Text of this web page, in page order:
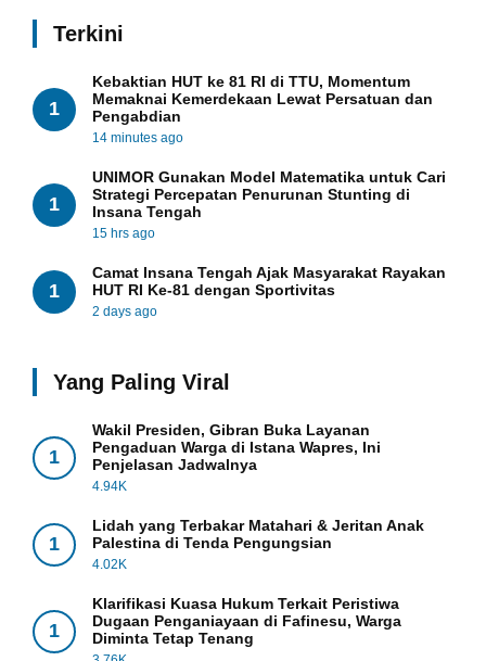
Terkini
1
Kebaktian HUT ke 81 RI di TTU, Momentum
Memaknai Kemerdekaan Lewat Persatuan dan
Pengabdian
14 minutes ago
1
UNIMOR Gunakan Model Matematika untuk Cari
Strategi Percepatan Penurunan Stunting di
Insana Tengah
15 hrs ago
1
Camat Insana Tengah Ajak Masyarakat Rayakan
HUT RI Ke-81 dengan Sportivitas
2 days ago
Yang Paling Viral
1
Wakil Presiden, Gibran Buka Layanan
Pengaduan Warga di Istana Wapres, Ini
Penjelasan Jadwalnya
4.94K
1
Lidah yang Terbakar Matahari & Jeritan Anak
Palestina di Tenda Pengungsian
4.02K
1
Klarifikasi Kuasa Hukum Terkait Peristiwa
Dugaan Penganiayaan di Fafinesu, Warga
Diminta Tetap Tenang